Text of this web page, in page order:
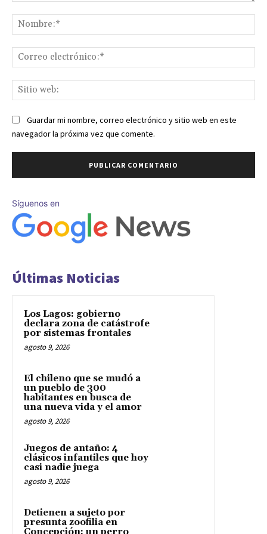
Guardar mi nombre, correo electrónico y sitio web en este
navegador la próxima vez que comente.
Síguenos en
Últimas Noticias
Los Lagos: gobierno
declara zona de catástrofe
por sistemas frontales
agosto 9, 2026
El chileno que se mudó a
un pueblo de 300
habitantes en busca de
una nueva vida y el amor
agosto 9, 2026
Juegos de antaño: 4
clásicos infantiles que hoy
casi nadie juega
agosto 9, 2026
Detienen a sujeto por
presunta zoofilia en
Concepción: un perro